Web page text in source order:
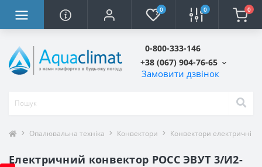
0 0 0
0-800-333-146
+38 (067) 904-76-65
Замовити дзвінок
Опалювальна техніка Конвектори Конвектори електричні
Електричний конвектор РОСС ЭВУТ 3/И2-